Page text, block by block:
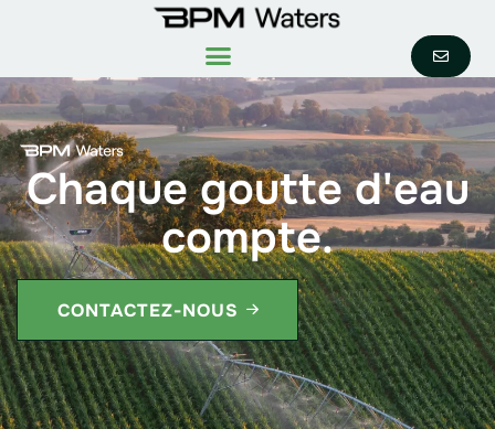
Chaque goutte d'eau
compte.
CONTACTEZ-NOUS